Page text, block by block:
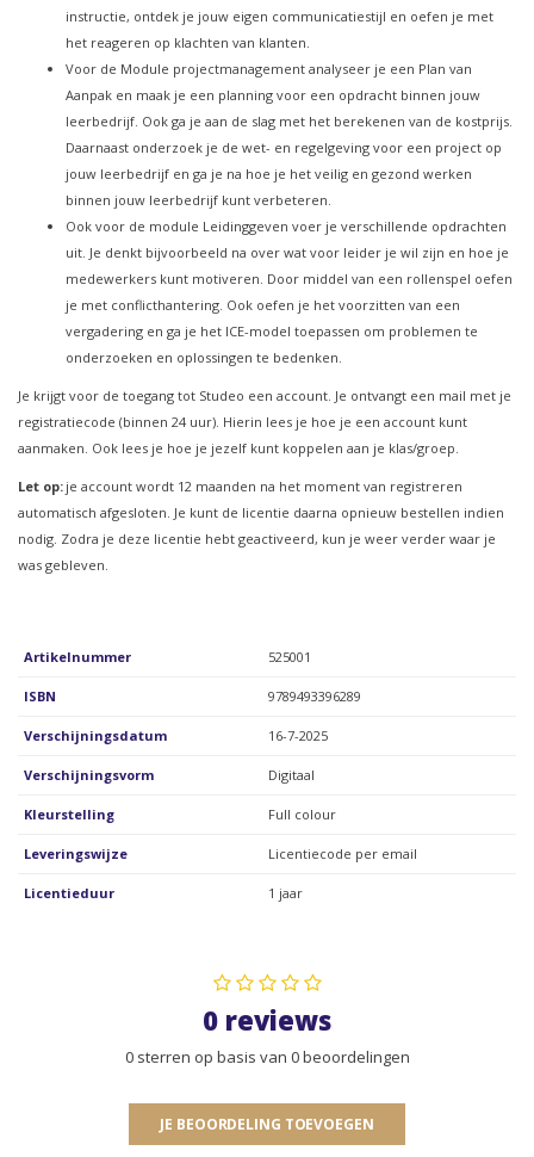
instructie, ontdek je jouw eigen communicatiestijl en oefen je met
het reageren op klachten van klanten.
Voor de Module projectmanagement analyseer je een Plan van
Aanpak en maak je een planning voor een opdracht binnen jouw
leerbedrijf. Ook ga je aan de slag met het berekenen van de kostprijs.
Daarnaast onderzoek je de wet- en regelgeving voor een project op
jouw leerbedrijf en ga je na hoe je het veilig en gezond werken
binnen jouw leerbedrijf kunt verbeteren.
Ook voor de module Leidinggeven voer je verschillende opdrachten
uit. Je denkt bijvoorbeeld na over wat voor leider je wil zijn en hoe je
medewerkers kunt motiveren. Door middel van een rollenspel oefen
je met conflicthantering. Ook oefen je het voorzitten van een
vergadering en ga je het ICE-model toepassen om problemen te
onderzoeken en oplossingen te bedenken.
Je krijgt voor de toegang tot Studeo een account. Je ontvangt een mail met je
registratiecode (binnen 24 uur). Hierin lees je hoe je een account kunt
aanmaken. Ook lees je hoe je jezelf kunt koppelen aan je klas/groep.
Let op: je account wordt 12 maanden na het moment van registreren
automatisch afgesloten. Je kunt de licentie daarna opnieuw bestellen indien
nodig. Zodra je deze licentie hebt geactiveerd, kun je weer verder waar je
was gebleven.
Artikelnummer 525001
ISBN 9789493396289
Verschijningsdatum 16-7-2025
Verschijningsvorm Digitaal
Kleurstelling Full colour
Leveringswijze Licentiecode per email
Licentieduur 1 jaar
0 reviews
0 sterren op basis van 0 beoordelingen
JE BEOORDELING TOEVOEGEN